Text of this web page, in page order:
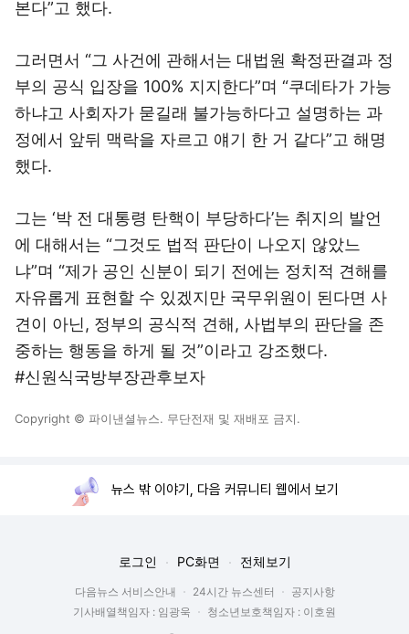
본다”고 했다.
그러면서 “그 사건에 관해서는 대법원 확정판결과 정
부의 공식 입장을 100% 지지한다”며 “쿠데타가 가능
하냐고 사회자가 묻길래 불가능하다고 설명하는 과
정에서 앞뒤 맥락을 자르고 얘기 한 거 같다”고 해명
했다.
그는 ‘박 전 대통령 탄핵이 부당하다’는 취지의 발언
에 대해서는 “그것도 법적 판단이 나오지 않았느
냐”며 “제가 공인 신분이 되기 전에는 정치적 견해를
자유롭게 표현할 수 있겠지만 국무위원이 된다면 사
견이 아닌, 정부의 공식적 견해, 사법부의 판단을 존
중하는 행동을 하게 될 것”이라고 강조했다.
#신원식국방부장관후보자
Copyright © 파이낸셜뉴스. 무단전재 및 재배포 금지.
뉴스 밖 이야기, 다음 커뮤니티 웹에서 보기
로그인 PC화면 전체보기
다음뉴스 서비스안내 24시간 뉴스센터
공지사항
기사배열책임자 : 임광욱
청소년보호책임자 : 이호원